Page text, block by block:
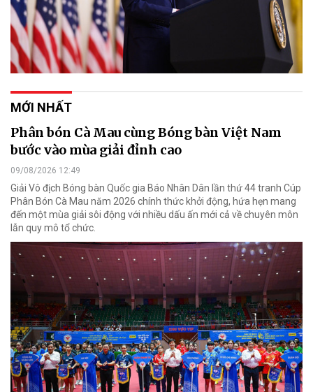
MỚI NHẤT
Phân bón Cà Mau cùng Bóng bàn Việt Nam
bước vào mùa giải đỉnh cao
09/08/2026 12:49
Giải Vô địch Bóng bàn Quốc gia Báo Nhân Dân lần thứ 44 tranh Cúp
Phân Bón Cà Mau năm 2026 chính thức khởi động, hứa hẹn mang
đến một mùa giải sôi động với nhiều dấu ấn mới cả về chuyên môn
lẫn quy mô tổ chức.